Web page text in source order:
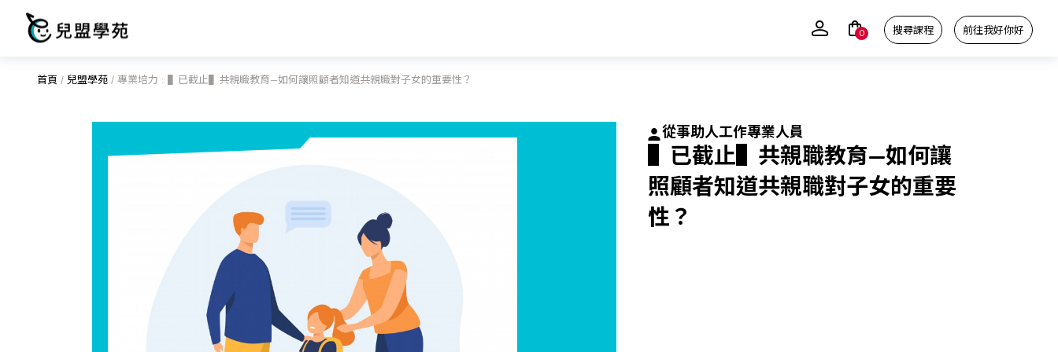
前往我好你好
搜尋課程
0
首頁 /兒盟學苑/專業培力 :: ▌已截止▌共親職教育—如何讓照顧者知道共親職對子女的重要性？
從事助人工作專業人員
▌已截止▌共親職教育—如何讓
照顧者知道共親職對子女的重要
性？